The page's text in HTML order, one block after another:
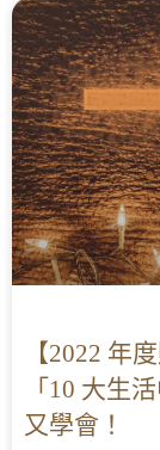
【2022 年
「10 大生
又學會！